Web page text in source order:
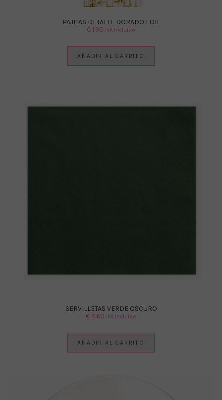
PAJITAS DETALLE DORADO FOIL
€1.90 IVA Incluido
AÑADIR AL CARRITO
SERVILLETAS VERDE OSCURO
€ 2.60 IVA Incluido
AÑADIR AL CARRITO